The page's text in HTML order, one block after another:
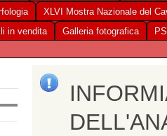
XLVI Mostra Nazionale del
in vendita Galleria fotografica